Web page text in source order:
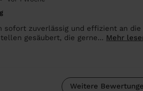
sofort zuverlässig und effizient an
gesäubert, die gerne... Mehr
Weitere